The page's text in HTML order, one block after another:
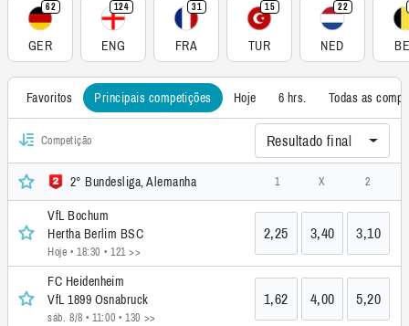
62
GER
124
ENG
31
FRA
15
TUR
22
NED
Favoritos Principais competições Hoje 6 hrs. Todas as
Competição Resultado final
2° Bundesliga, Alemanha 1 X 2
VfL Bochum
Hertha Berlim BSC
Hoje • 18:30 • 121 >>
2,25 3,40 3,10
FC Heidenheim
VfL 1899 Osnabruck
sáb. 8/8 • 11:00 • 130 >>
1,62 4,00 5,20